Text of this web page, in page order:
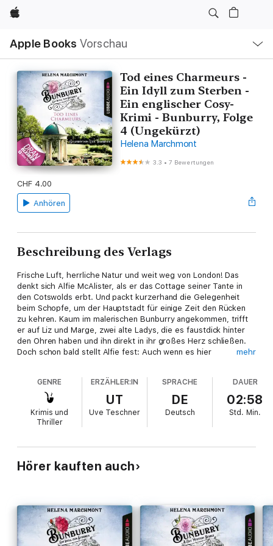
Apple
Apple Books Vorschau
Navigation
Menü
öffnen
Tod eines Charmeurs -
Ein Idyll zum Sterben -
Ein englischer Cosy-
Krimi - Bunburry, Folge
4 (Ungekürzt)
Helena Marchmont
3.3 •7 Bewertungen
CHF 4.00
Anhören
Beschreibung des Verlags
Frische Luft, herrliche Natur und weit weg von London! Das
denkt sich Alfie McAlister, als er das Cottage seiner Tante in
den Cotswolds erbt. Und packt kurzerhand die Gelegenheit
beim Schopfe, um der Hauptstadt für einige Zeit den Rücken
zu kehren. Kaum im malerischen Bunburry angekommen, trifft
er auf Liz und Marge, zwei alte Ladys, die es faustdick hinter
den Ohren haben und ihn direkt in ihr großes Herz schließen.
Doch schon bald stellt Alfie fest: Auch wenn es hier
Liz und Marge entdeckt Alfie seinen Spaß am Ermitteln und als
Team lösen die drei jeden Fall!
Folge 4 - Tod eines Charmeurs: Mario Bellini ist bereit, die
Cotswolds zu erobern - mit der besten Eiscreme ganz Englands
und mit seinem unwiderstehlichen Charme! Doch dann liegt der
indischen Pavillons mitten in Bunburrys Park. Ein tragischer
Unfall? Oder vielleicht doch ein Mord? Alfie will herausfinden,
wer den charmanten Frauenhelden umgebracht haben könnte
krumme Geschäfte verwickelt?
mehr
GENRE
Krimis und
Thriller
ERZÄHLER:IN
UT
Uve Teschner
SPRACHE
DE
Deutsch
DAUER
02:58
Std. Min.
Hörer kauften auch